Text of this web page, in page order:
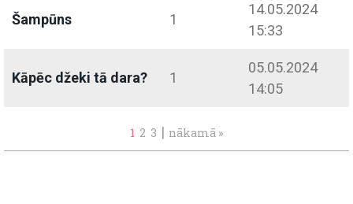
Šampūns 1
14.05.2024
15:33
Kāpēc džeki tā dara? 1
05.05.2024
14:05
1 2 3 | nākamā »